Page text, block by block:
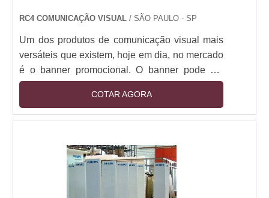
RC4 COMUNICAÇÃO VISUAL / SÃO PAULO - SP
Um dos produtos de comunicação visual mais
versáteis que existem, hoje em dia, no mercado
é o banner promocional. O banner pode ser
encontrado em diversos tamanhos e pode ser
utilizado em diversas ocasiões, por exemplo:
Apresentações de faculdade, Para comunicar
corporativos.As utilidades dos banners Como
são fabricados em material resistente,
geralmente em lonas, os banners podem ser
COTAR AGORA